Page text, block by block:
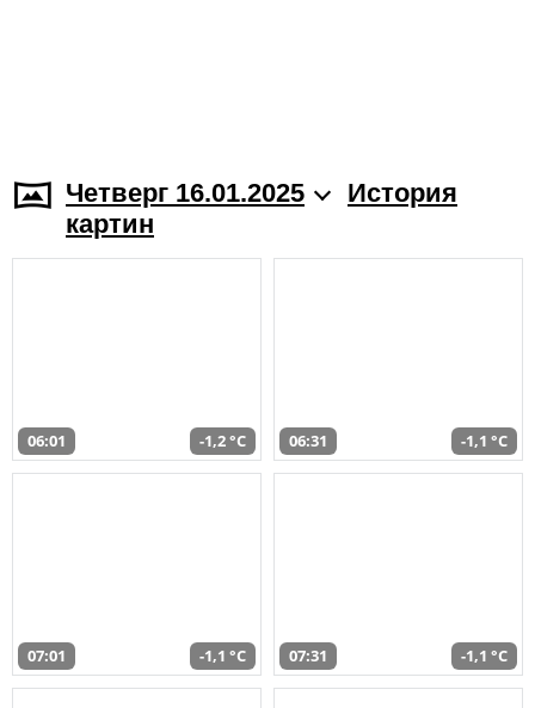
Четверг 16.01.2025
История
картин
06:01 -1,2 °C 06:31 -1,1 °C
07:01 -1,1 °C 07:31 -1,1 °C